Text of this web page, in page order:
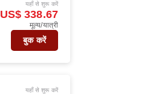
यहाँ से शुरू करें
US$ 338.67
मूल्य/यात्री
बुक करें
यहाँ से शुरू करें